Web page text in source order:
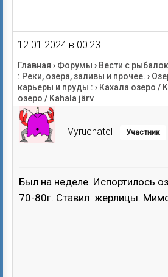
12.01.2024 в 00:23
Главная › Форумы › Вести с рыбалок
: Реки, озера, заливы и прочее. ›
карьеры и пруды : › Кахала озеро /
озеро / Kahala järv
Vyruchatel Участник
Был на неделе. Испортилось
70-80г. Ставил жерлицы.